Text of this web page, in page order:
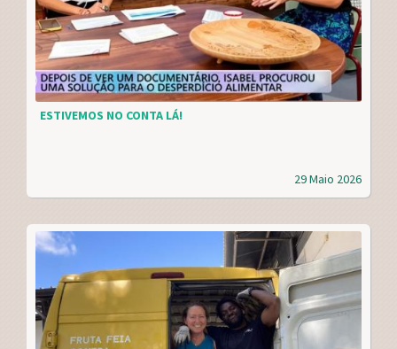
29 Maio 2026
ESTIVEMOS NO CONTA LÁ!